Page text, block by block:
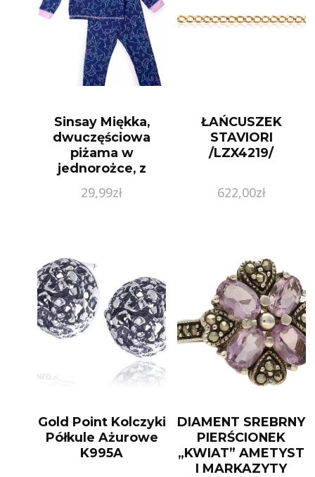
Sinsay Miękka,
dwuczęściowa
piżama w
jednorożce, z
29,99zł
ŁAŃCUSZEK
STAVIORI
/LZX4219/
622,00zł
Gold Point Kolczyki
Półkule Ażurowe
K995A
DIAMENT SREBRNY
PIERŚCIONEK
„KWIAT” AMETYST
I MARKAZYTY